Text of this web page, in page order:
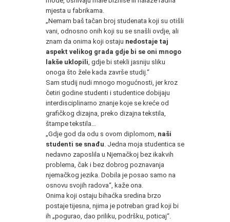
mjesta u fabrikama.
„Nemam baš tačan broj studenata koji su otišli
vani, odnosno onih koji su se snašli ovdje, ali
znam da onima koji ostaju nedostaje taj
aspekt velikog grada gdje bi se oni mnogo
lakše uklopili, gdje bi stekli jasniju sliku
onoga što žele kada završe studij.“
Sam studij nudi mnogo mogućnosti, jer kroz
četiri godine studenti i studentice dobijaju
interdisciplinarno znanje koje se kreće od
grafičkog dizajna, preko dizajna tekstila,
štampe tekstila…
„Gdje god da odu s ovom diplomom, naši
studenti se snađu. Jedna moja studentica se
nedavno zaposlila u Njemačkoj bez ikakvih
problema, čak i bez dobrog poznavanja
njemačkog jezika. Dobila je posao samo na
osnovu svojih radova“, kaže ona.
Onima koji ostaju bihaćka sredina brzo
postaje tijesna, njima je potreban grad koji bi
ih „pogurao, dao priliku, podršku, poticaj“.